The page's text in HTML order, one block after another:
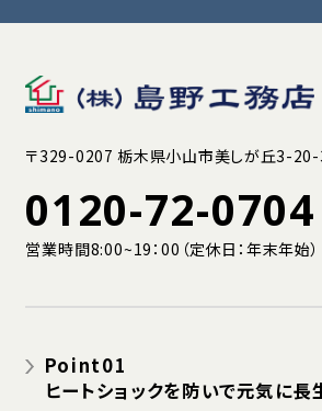
〒329-0207 栃木県小山市美しが丘3-20-
0120-72-0704
営業時間8:00~19：00（定休日：年末年始）
Point01
ヒートショックを防いで元気に長